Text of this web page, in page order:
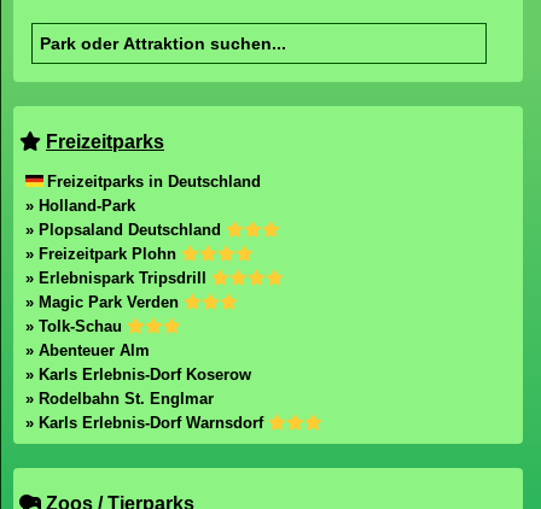
Freizeitparks
Freizeitparks in Deutschland
» Holland-Park
» Plopsaland Deutschland
» Freizeitpark Plohn
» Erlebnispark Tripsdrill
» Magic Park Verden
» Tolk-Schau
» Abenteuer Alm
» Karls Erlebnis-Dorf Koserow
» Rodelbahn St. Englmar
» Karls Erlebnis-Dorf Warnsdorf
Zoos / Tierparks